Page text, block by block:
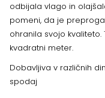
odbijala vlago in
pomeni, da je
ohranila svojo
kvadratni meter.
Dobavljiva v različnih
spodaj